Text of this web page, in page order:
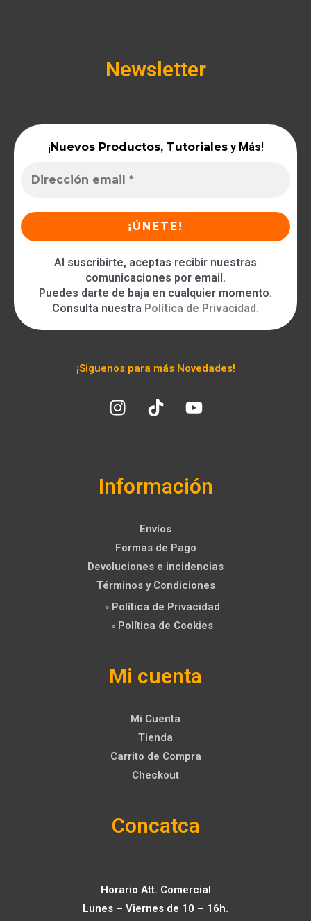
Newsletter
¡Nuevos Productos, Tutorialesy Más!
Al suscribirte, aceptas recibir nuestras
comunicaciones por email.
Puedes darte de baja en cualquier momento.
Consulta nuestra Política de Privacidad.
¡Siguenos para más Novedades!
Información
Envíos
Formas de Pago
Devoluciones e incidencias
Términos y Condiciones
◦ Política de Privacidad
◦ Política de Cookies
Mi cuenta
Mi Cuenta
Tienda
Carrito de Compra
Checkout
Concatca
Horario Att. Comercial
Lunes – Viernes de 10 – 16h.